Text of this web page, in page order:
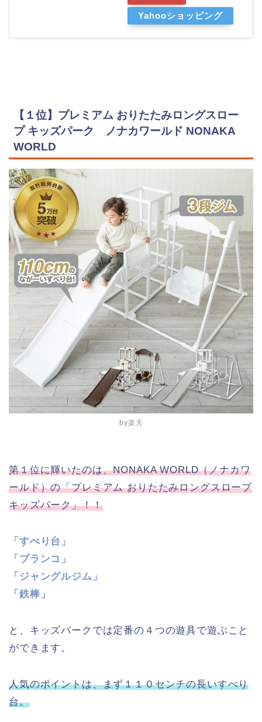
Yahooショッピング
【１位】プレミアム おりたたみロングスロー
プ キッズパーク ノナカワールド NONAKA
WORLD
by楽天
第１位に輝いたのは、NONAKA WORLD（ノナカワ
ールド）の「プレミアム おりたたみロングスロープ
キッズパーク」！！
「すべり台」
「ブランコ」
「ジャングルジム」
「鉄棒」
と、キッズパークでは定番の４つの遊具で遊ぶこと
ができます。
人気のポイントは、まず１１０センチの長いすべり
台。